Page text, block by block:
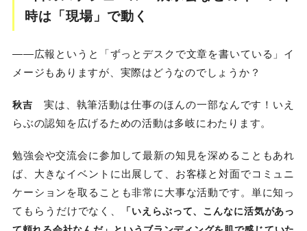
時は「現場」で動く
――広報というと「ずっとデスクで文章を書いている」イ
メージもありますが、実際はどうなのでしょうか？
秋吉 実は、執筆活動は仕事のほんの一部なんです！いえ
らぶの認知を広げるための活動は多岐にわたります。
勉強会や交流会に参加して最新の知見を深めることもあれ
ば、大きなイベントに出展して、お客様と対面でコミュニ
ケーションを取ることも非常に大事な活動です。単に知っ
てもらうだけでなく、
「いえらぶって、こんなに活気があっ